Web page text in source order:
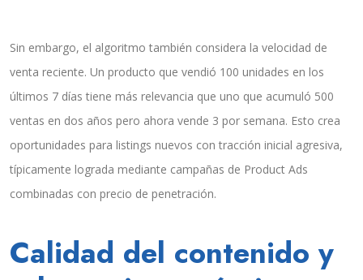
Sin embargo, el algoritmo también considera la velocidad de
venta reciente. Un producto que vendió 100 unidades en los
últimos 7 días tiene más relevancia que uno que acumuló 500
ventas en dos años pero ahora vende 3 por semana. Esto crea
oportunidades para listings nuevos con tracción inicial agresiva,
típicamente lograda mediante campañas de Product Ads
combinadas con precio de penetración.
Calidad del contenido y